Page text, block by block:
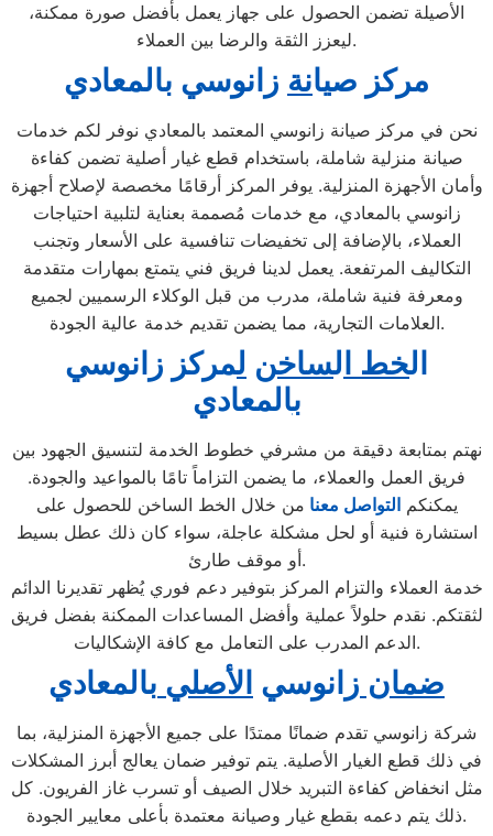
الأصيلة تضمن الحصول على جهاز يعمل بأفضل صورة ممكنة،
ليعزز الثقة والرضا بين العملاء.
مركز صيانة زانوسي بالمعادي
نحن في مركز صيانة زانوسي المعتمد بالمعادي نوفر لكم خدمات
صيانة منزلية شاملة، باستخدام قطع غيار أصلية تضمن كفاءة
وأمان الأجهزة المنزلية. يوفر المركز أرقامًا مخصصة لإصلاح أجهزة
زانوسي بالمعادي، مع خدمات مُصممة بعناية لتلبية احتياجات
العملاء، بالإضافة إلى تخفيضات تنافسية على الأسعار وتجنب
التكاليف المرتفعة. يعمل لدينا فريق فني يتمتع بمهارات متقدمة
ومعرفة فنية شاملة، مدرب من قبل الوكلاء الرسميين لجميع
العلامات التجارية، مما يضمن تقديم خدمة عالية الجودة.
الخط ا لساخن لمركز زانوسي
بالمعادي
نهتم بمتابعة دقيقة من مشرفي خطوط الخدمة لتنسيق الجهود بين
فريق العمل والعملاء، ما يضمن التزاماً تامًا بالمواعيد والجودة.
يمكنكمالتواصل معنا من خلال الخط الساخن للحصول على
استشارة فنية أو لحل مشكلة عاجلة، سواء كان ذلك عطل بسيط
أو موقف طارئ.
خدمة العملاء والتزام المركز بتوفير دعم فوري يُظهر تقديرنا الدائم
لثقتكم. نقدم حلولاً عملية وأفضل المساعدات الممكنة بفضل فريق
الدعم المدرب على التعامل مع كافة الإشكاليات.
ضمان زانوسي الأصلي بالمعادي
شركة زانوسي تقدم ضمانًا ممتدًا على جميع الأجهزة المنزلية، بما
في ذلك قطع الغيار الأصلية. يتم توفير ضمان يعالج أبرز المشكلات
مثل انخفاض كفاءة التبريد خلال الصيف أو تسرب غاز الفريون. كل
ذلك يتم دعمه بقطع غيار وصيانة معتمدة بأعلى معايير الجودة.